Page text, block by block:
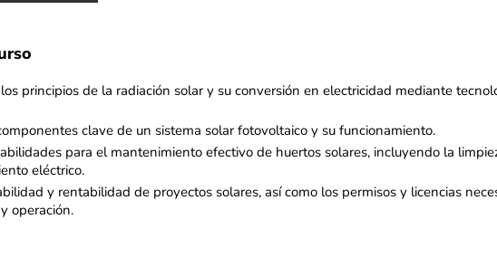
principios de la radiación solar y su conversión en electricidad mediante
clave de un sistema solar fotovoltaico y su funcionamiento.
para el mantenimiento efectivo de huertos solares, incluyendo la
eléctrico.
y rentabilidad de proyectos solares, así como los permisos y licencias
operación.